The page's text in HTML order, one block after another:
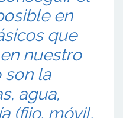
en
que
nuestro
son la
agua,
(fijo, móvil,